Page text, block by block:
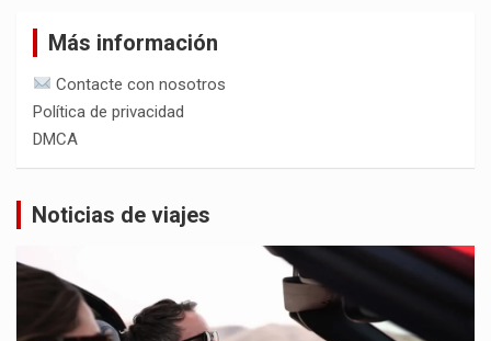
Más información
Contacte con nosotros
Política de privacidad
DMCA
Noticias de viajes